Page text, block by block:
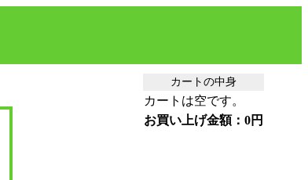
カートの中身
カートは空です。
お買い上げ金額：0円